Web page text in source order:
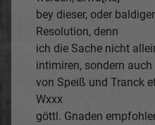
bey dieser, oder
Resolution, denn
ich die Sache nicht
intimiren, sondern auch
von Speiß und Tranck
Wxxx
göttl. Gnaden